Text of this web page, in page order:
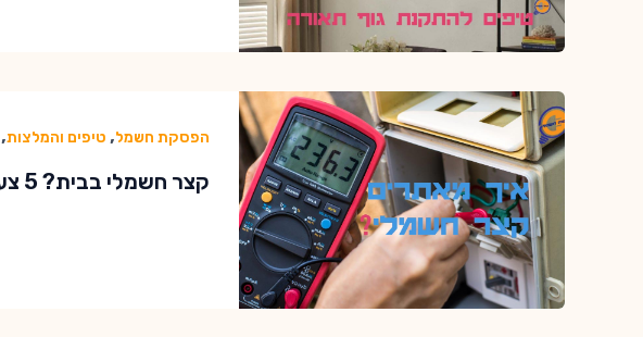
הפסקת חשמל, טיפים והמלצות,
קצר חשמלי בבית? 5 צעדים שיעזרו לכם לאתר את התקלה